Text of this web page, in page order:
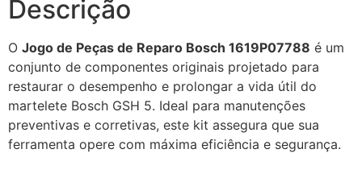
Descrição
O Jogo de Peças de Reparo Bosch 1619P07788 é um
conjunto de componentes originais projetado para
restaurar o desempenho e prolongar a vida útil do
martelete Bosch GSH 5. Ideal para manutenções
preventivas e corretivas, este kit assegura que sua
ferramenta opere com máxima eficiência e segurança.